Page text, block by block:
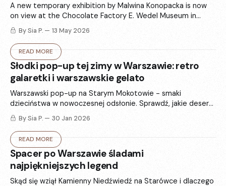
A new temporary exhibition by Malwina Konopacka is now
on view at the Chocolate Factory E. Wedel Museum in
Warsaw. „The Form of Taste” (Forma smaku) turns Wedel’s
iconic packaging and chocolate memories into ceramics -
totems, vases, and sculptural forms that balance art and
functional design.
By Sia P. 13 May 2026
READ MORE
Słodki pop-up tej zimy w Warszawie: retro
galaretki i warszawskie gelato
Warszawski pop-up na Starym Mokotowie - smaki
dzieciństwa w nowoczesnej odsłonie. Sprawdź, jakie desery
są w menu w ten weekend i jak ta historia splata się z
hasłem „stay delulu”.
By Sia P. 30 Jan 2026
READ MORE
Spacer po Warszawie śladami
najpiękniejszych legend
Skąd się wziął Kamienny Niedźwiedź na Starówce i dlaczego